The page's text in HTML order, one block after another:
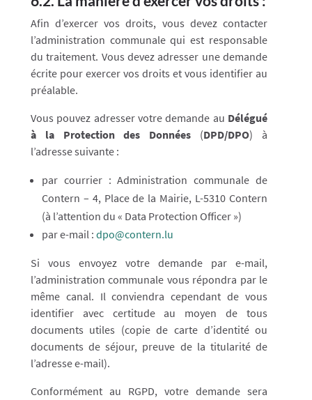
Afin d’exercer vos droits, vous devez contacter
l’administration communale qui est responsable
du traitement. Vous devez adresser une demande
écrite pour exercer vos droits et vous identifier au
préalable.
Vous pouvez adresser votre demande au Délégué
à la Protection des Données (DPD/DPO) à
l’adresse suivante :
par courrier : Administration communale de
Contern – 4, Place de la Mairie, L-5310 Contern
(à l’attention du « Data Protection Officer »)
par e-mail : dpo@contern.lu
Si vous envoyez votre demande par e-mail,
l’administration communale vous répondra par le
même canal. Il conviendra cependant de vous
identifier avec certitude au moyen de tous
documents utiles (copie de carte d’identité ou
documents de séjour, preuve de la titularité de
l’adresse e-mail).
Conformément au RGPD, votre demande sera